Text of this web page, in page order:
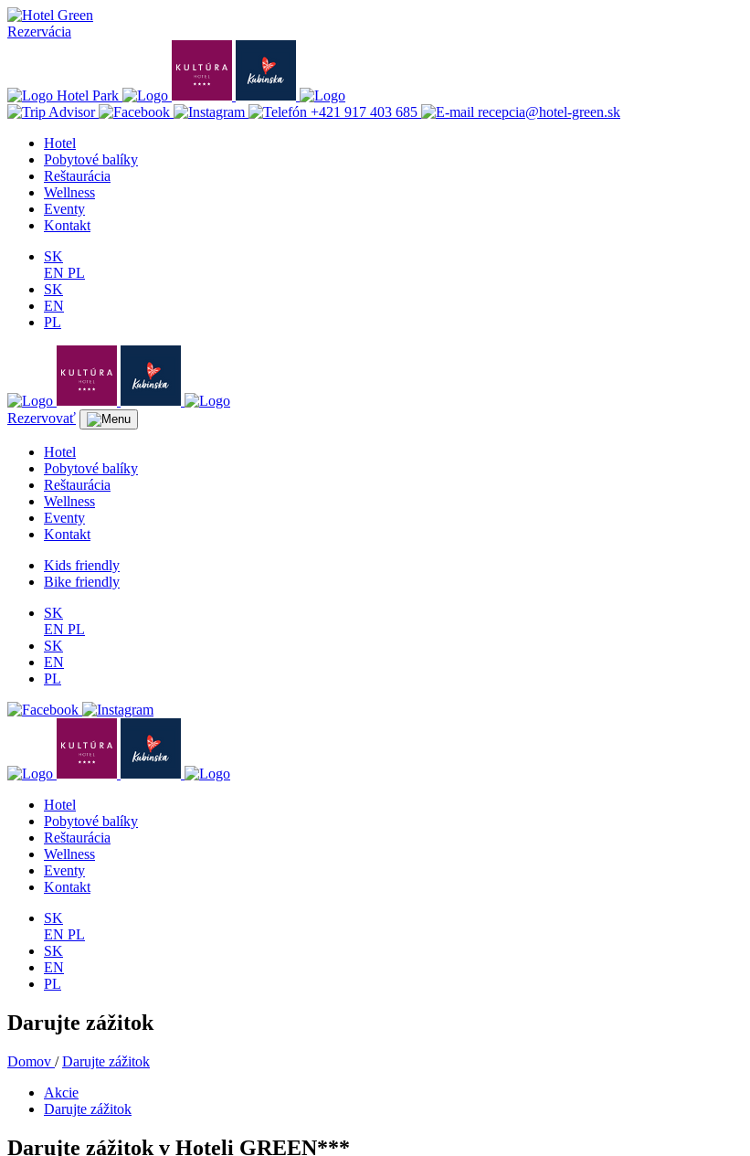
Rezervácia
+421 917 403 685
recepcia@hotel-green.sk
Hotel
Pobytové balíky
Reštaurácia
Wellness
Eventy
Kontakt
SK
EN PL
SK
EN
PL
Rezervovať
Hotel
Pobytové balíky
Reštaurácia
Wellness
Eventy
Kontakt
Kids friendly
Bike friendly
SK
EN PL
SK
EN
PL
Hotel
Pobytové balíky
Reštaurácia
Wellness
Eventy
Kontakt
SK
EN PL
SK
EN
PL
Darujte zážitok
Domov /Darujte zážitok
Akcie
Darujte zážitok
Darujte zážitok v Hoteli GREEN***